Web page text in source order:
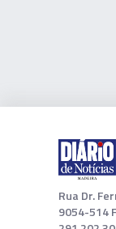
Rua Dr.
9054-514